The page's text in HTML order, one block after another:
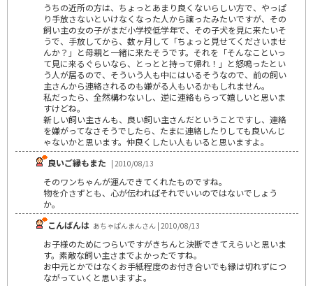
うちの近所の方は、ちょっとあまり良くないらしい方で、やっぱ
り手放さないといけなくなった人から譲ったみたいですが、その
飼い主の女の子がまだ小学校低学年で、その子犬を見に来たいそ
うで、手放してから、数ヶ月して「ちょっと見せてくださいませ
んか？」と母親と一緒に来たそうです。それを「そんなこといっ
て見に来るぐらいなら、とっとと持って帰れ！」と怒鳴ったとい
う人が居るので、そういう人も中にはいるそうなので、前の飼い
主さんから連絡されるのも嫌がる人もいるかもしれません。
私だったら、全然構わないし、逆に連絡もらって嬉しいと思いま
すけどね。
新しい飼い主さんも、良い飼い主さんだということですし、連絡
を嫌がってなさそうでしたら、たまに連絡したりしても良いんじ
ゃないかと思います。仲良くしたい人もいると思いますよ。
良いご縁もまた | 2010/08/13
そのワンちゃんが運んできてくれたものですね。
物を介さずとも、心が伝わればそれでいいのではないでしょう
か。
こんばんは あちゃぱんまんさん | 2010/08/13
お子様のためにつらいですがきちんと決断できてえらいと思いま
す。素敵な飼い主さまでよかったですね。
お中元とかではなくお手紙程度のお付き合いでも縁は切れずにつ
ながっていくと思いますよ。